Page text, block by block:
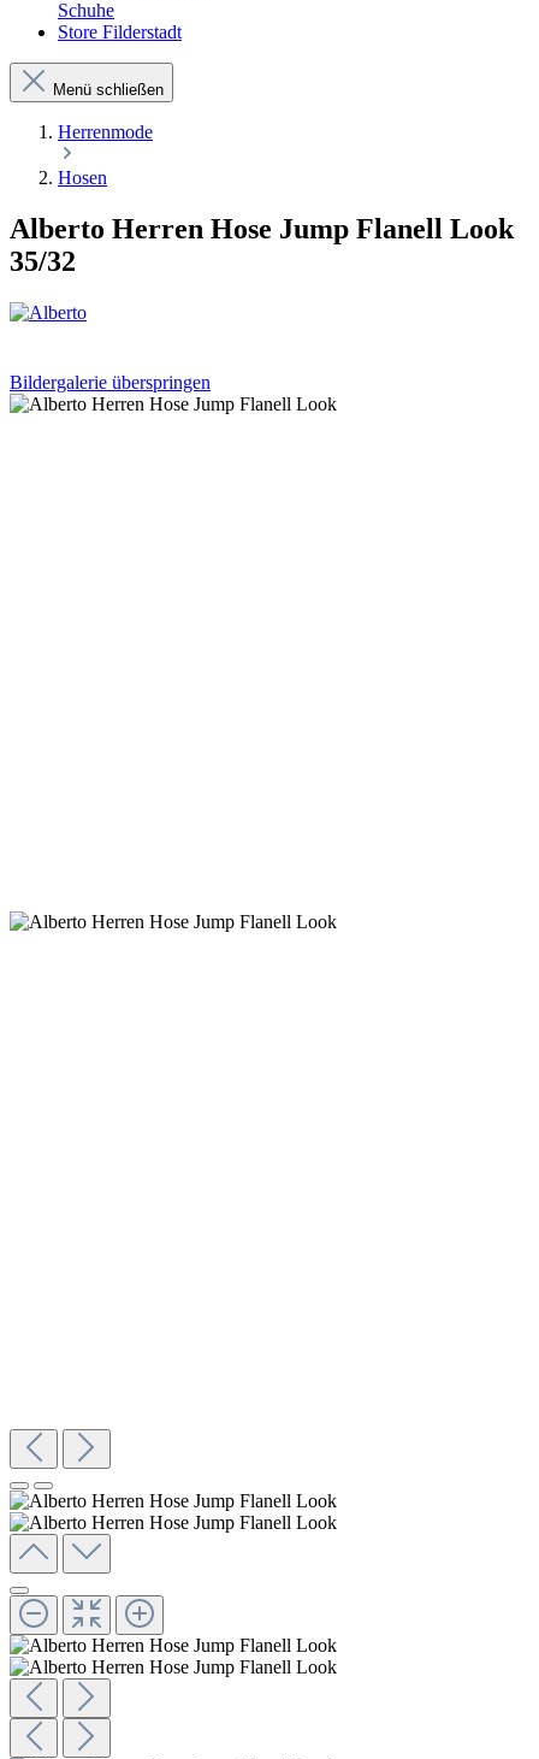
Schuhe
Store Filderstadt
Menü schließen
Herrenmode
Hosen
Alberto Herren Hose Jump Flanell Look
35/32
Bildergalerie überspringen